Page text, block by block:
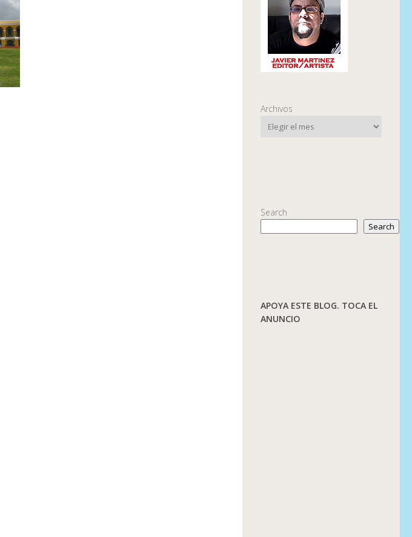
Archivos
Search
Search
APOYA ESTE BLOG. TOCA EL
ANUNCIO